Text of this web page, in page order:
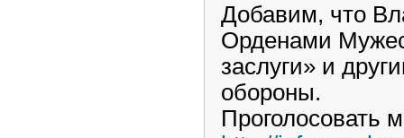
Добавим, что
Орденами
заслуги» и
обороны.
Проголосовать